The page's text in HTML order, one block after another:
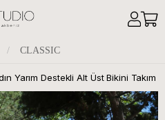
/ CLASSIC